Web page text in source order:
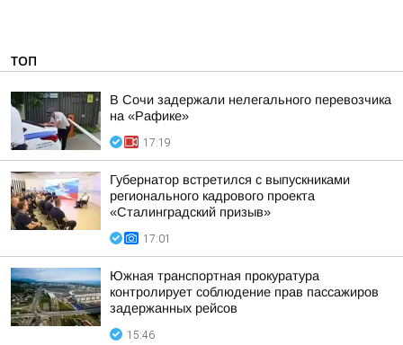
ТОП
В Сочи задержали нелегального перевозчика
на «Рафике»
17:19
Губернатор встретился с выпускниками
регионального кадрового проекта
«Сталинградский призыв»
17:01
Южная транспортная прокуратура
контролирует соблюдение прав пассажиров
задержанных рейсов
15:46